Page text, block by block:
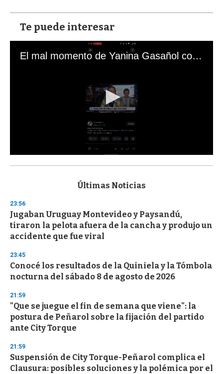
Te puede interesar
El mal momento de Yanina Gasañol con un hincha argentino en "Subrayado"
s
d
s
o
f
3
s
e
c
o
d
s
Últimas Noticias
23:56
Jugaban Uruguay Montevideo y Paysandú,
tiraron la pelota afuera de la cancha y produjo un
accidente que fue viral
23:45
Conocé los resultados de la Quiniela y la Tómbola
nocturna del sábado 8 de agosto de 2026
21:59
"Que se juegue el fin de semana que viene": la
postura de Peñarol sobre la fijación del partido
ante City Torque
21:59
Suspensión de City Torque-Peñarol complica el
Clausura: posibles soluciones y la polémica por el